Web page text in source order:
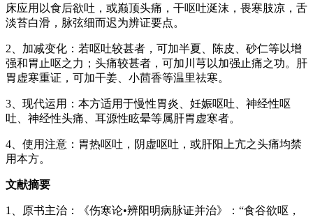
床应用以食后欲吐，或巅顶头痛，干呕吐涎沫，畏寒肢凉，舌
淡苔白滑，脉弦细而迟为辨证要点。
2、加减变化：若呕吐较甚者，可加半夏、陈皮、砂仁等以增
强和胃止呕之力；头痛较甚者，可加川芎以加强止痛之功。肝
胃虚寒重证，可加干姜、小茴香等温里祛寒。
3、现代运用：本方适用于慢性胃炎、妊娠呕吐、神经性呕
吐、神经性头痛、耳源性眩晕等属肝胃虚寒者。
4、使用注意：胃热呕吐，阴虚呕吐，或肝阳上亢之头痛均禁
用本方。
文献摘要
1、原书主治：《伤寒论•辨阳明病脉证并治》：“食谷欲呕，